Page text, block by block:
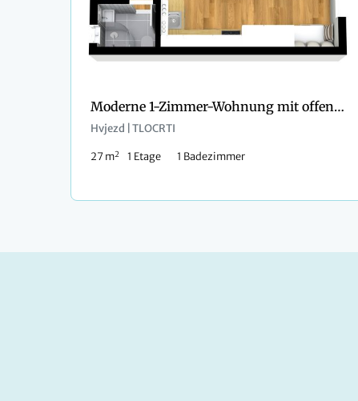
Moderne 1-Zimmer-Wohnung mit offenem Kamin
Hvjezd | TLOCRTI
27 m2 1 Etage 1 Badezimmer